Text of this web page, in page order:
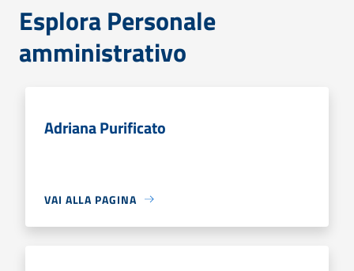
Esplora Personale
amministrativo
Adriana Purificato
VAI ALLA PAGINA